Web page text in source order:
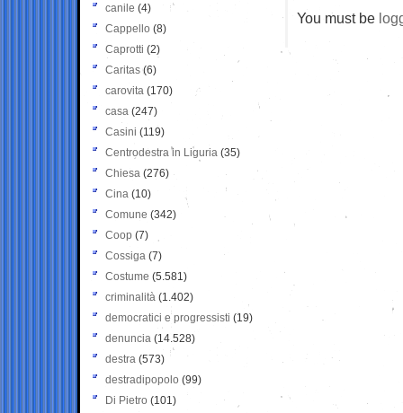
You must be
canile (4)
Cappello (8)
Caprotti (2)
Caritas (6)
carovita (170)
casa (247)
Casini (119)
Centrodestra in Liguria (35)
Chiesa (276)
Cina (10)
Comune (342)
Coop (7)
Cossiga (7)
Costume (5.581)
criminalità (1.402)
democratici e progressisti (19)
denuncia (14.528)
destra (573)
destradipopolo (99)
Di Pietro (101)